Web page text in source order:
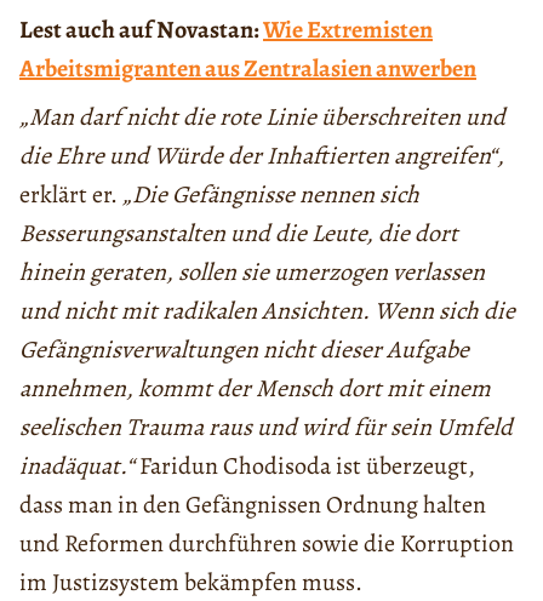
Lest auch auf Novastan:Wie Extremisten
Arbeitsmigranten aus Zentralasien anwerben
„Man darf nicht die rote Linie überschreiten und
die Ehre und Würde der Inhaftierten angreifen“,
erklärt er. „Die Gefängnisse nennen sich
Besserungsanstalten und die Leute, die dort
hinein geraten, sollen sie umerzogen verlassen
und nicht mit radikalen Ansichten. Wenn sich die
Gefängnisverwaltungen nicht dieser Aufgabe
annehmen, kommt der Mensch dort mit einem
seelischen Trauma raus und wird für sein Umfeld
inadäquat.“Faridun Chodisoda ist überzeugt,
dass man in den Gefängnissen Ordnung halten
und Reformen durchführen sowie die Korruption
im Justizsystem bekämpfen muss.